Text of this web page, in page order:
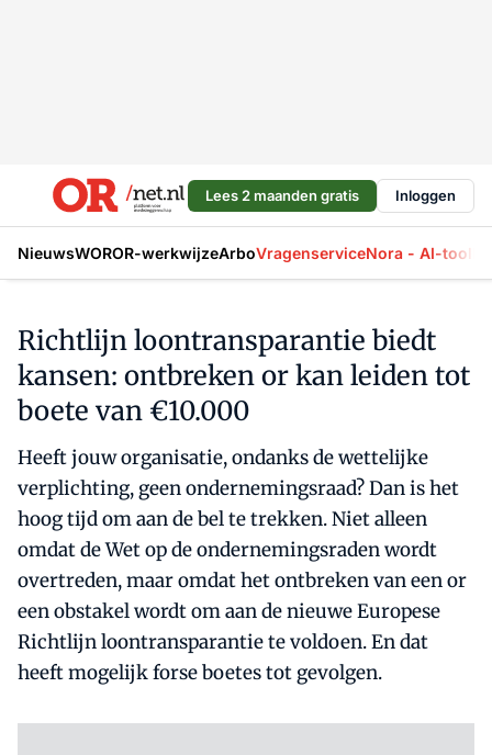
Lees 2 maanden gratis Inloggen
NieuwsWOROR-werkwijzeArboVragenserviceNora - AI-tool
Richtlijn loontransparantie biedt
kansen: ontbreken or kan leiden tot
boete van €10.000
Heeft jouw organisatie, ondanks de wettelijke
verplichting, geen ondernemingsraad? Dan is het
hoog tijd om aan de bel te trekken. Niet alleen
omdat de Wet op de ondernemingsraden wordt
overtreden, maar omdat het ontbreken van een or
een obstakel wordt om aan de nieuwe Europese
Richtlijn loontransparantie te voldoen. En dat
heeft mogelijk forse boetes tot gevolgen.